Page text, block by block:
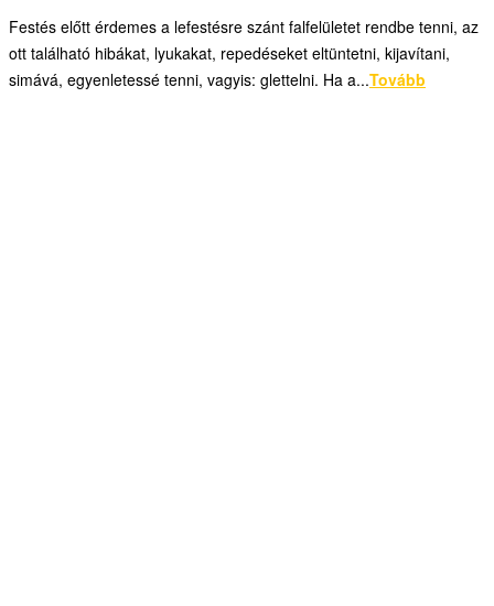
Festés előtt érdemes a lefestésre szánt falfelületet rendbe tenni, az
ott található hibákat, lyukakat, repedéseket eltüntetni, kijavítani,
simává, egyenletessé tenni, vagyis: glettelni. Ha a...Tovább